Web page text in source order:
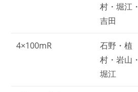
村・堀江・
吉田
4×100mR
石野・植
村・岩山・
堀江